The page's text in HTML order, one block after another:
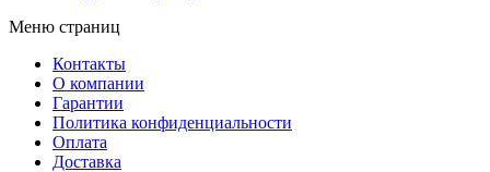
Меню страниц
Контакты
O компании
Гарантии
Политика конфиденциальности
Оплата
Доставка